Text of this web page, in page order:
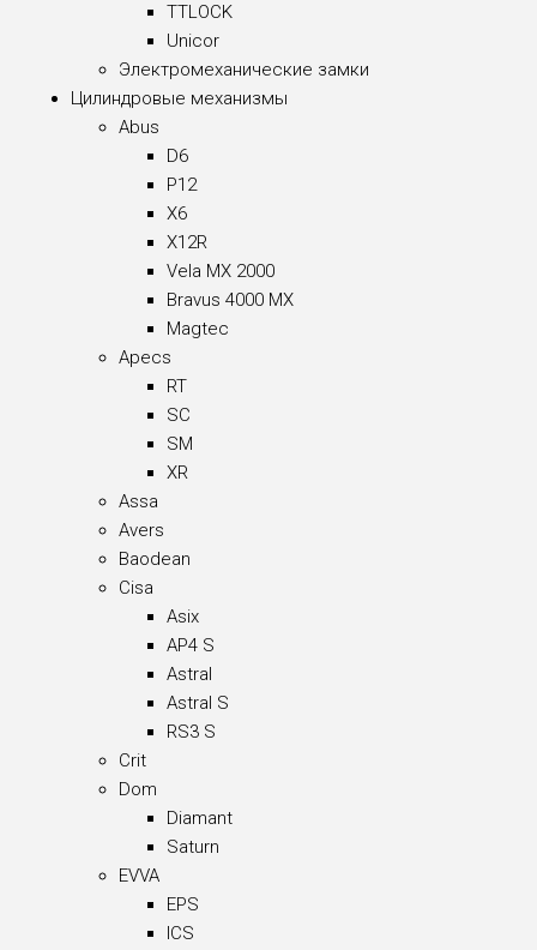
TTLOCK
Unicor
Электромеханические замки
Цилиндровые механизмы
Abus
D6
P12
X6
X12R
Vela MX 2000
Bravus 4000 MX
Magtec
Apecs
RT
SC
SM
XR
Assa
Avers
Baodean
Cisa
Asix
AP4 S
Astral
Astral S
RS3 S
Crit
Dom
Diamant
Saturn
EVVA
EPS
ICS